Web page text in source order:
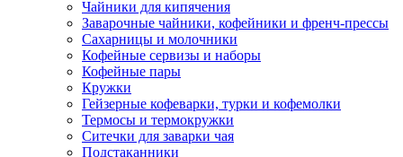
Чайники для кипячения
Заварочные чайники, кофейники и френч-прессы
Сахарницы и молочники
Кофейные сервизы и наборы
Кофейные пары
Кружки
Гейзерные кофеварки, турки и кофемолки
Термосы и термокружки
Ситечки для заварки чая
Подстаканники